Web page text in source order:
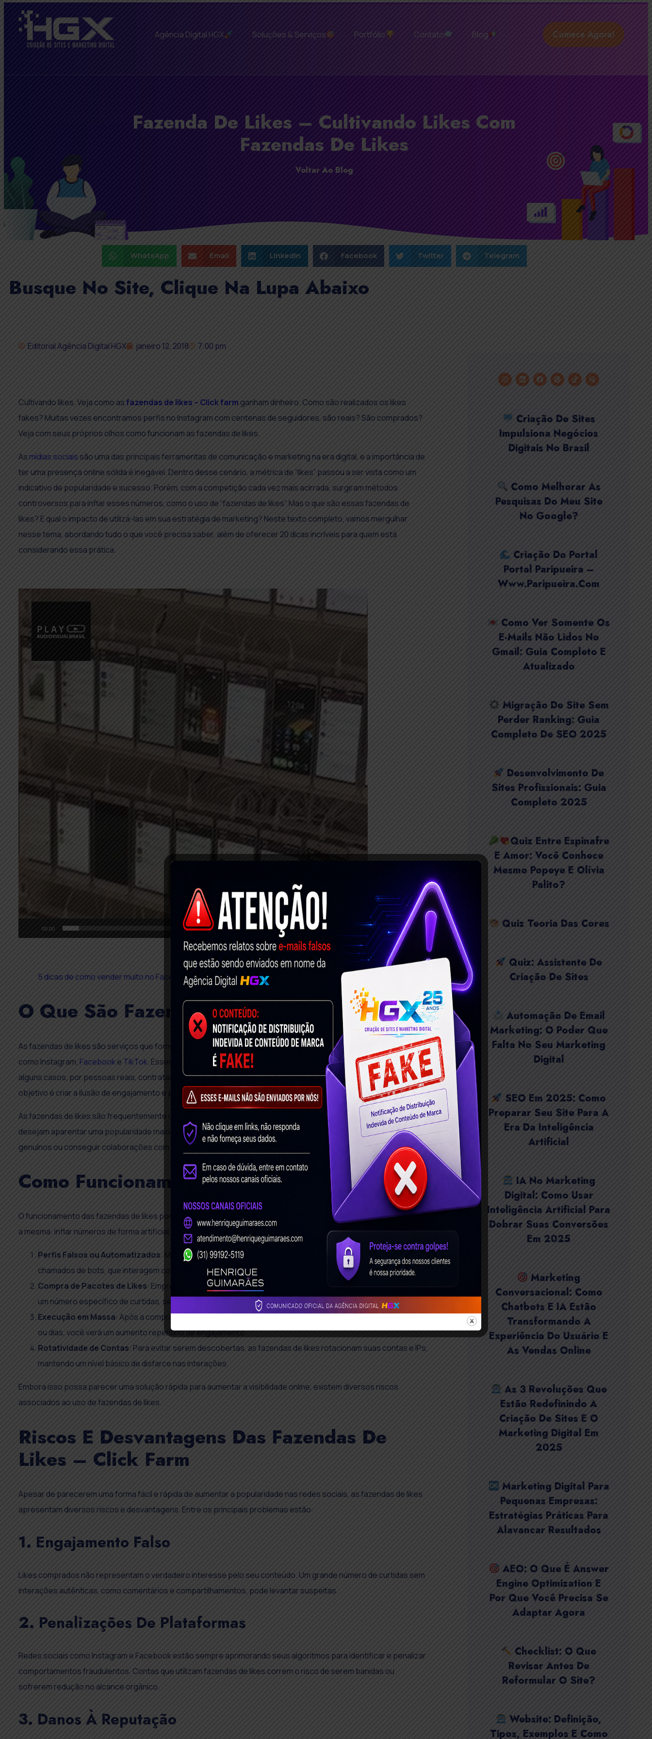
Agência Digital HGX Soluções & Serviços Portfólio Contato Blog Comece Agora!
Fazenda De Likes – Cultivando Likes Com
Fazendas De Likes
Voltar Ao Blog
WhatsApp Email LinkedIn Facebook Twitter Telegram
Busque No Site, Clique Na Lupa Abaixo
Editorial Agência Digital HGX janeiro 12, 2018 7:00 pm
Cultivando likes. Veja como asfazendas de likes – Click farm ganham dinheiro. Como são realizados os likes
fakes? Muitas vezes encontramos perfis no Instagram com centenas de seguidores, são reais? São comprados?
Veja com seus próprios olhos como funcionam as fazendas de likes.
As mídias sociais são uma das principais ferramentas de comunicação e marketing na era digital, e a importância de
ter uma presença online sólida é inegável. Dentro desse cenário, a métrica de “likes” passou a ser vista como um
indicativo de popularidade e sucesso. Porém, com a competição cada vez mais acirrada, surgiram métodos
controversos para inflar esses números, como o uso de “fazendas de likes”. Mas o que são essas fazendas de
likes? E qual o impacto de utilizá-las em sua estratégia de marketing? Neste texto completo, vamos mergulhar
nesse tema, abordando tudo o que você precisa saber, além de oferecer 20 dicas incríveis para quem está
considerando essa prática.
de
vídeo
00:00 01:13
5 dicas de como vender muito no Facebook
O Que São Fazendas De Likes – Click Farm?
As fazendas de likes são serviços que fornecem curtidas, seguidores e até comentários falsos em redes sociais,
como Instagram, Facebooke TikTok. Esses serviços geralmente são realizados por contas automatizadas ou, em
alguns casos, por pessoas reais, contratadas para realizar essa interação de maneira massiva e repetitiva. O
objetivo é criar a ilusão de engajamento e popularidade de forma rápida e artificial.
As fazendas de likes são frequentemente utilizadas por marcas, influenciadores e até por usuários comuns que
desejam aparentar uma popularidade maior do que realmente têm, com a esperança de atrair mais seguidores
genuínos ou conseguir colaborações com marcas.
Como Funcionam As Fazendas De Likes?
O funcionamento das fazendas de likes pode variar dependendo do provedor, mas a essência do serviço é sempre
a mesma: inflar números de forma artificial. Veja como elas operam:
Perfis Falsos ou Automatizados: Muitas fazendas de likes criam perfis falsos ou automatizados, também
chamados de bots, que interagem com suas postagens.
Compra de Pacotes de Likes: Empresas que fornecem fazendas de likes costumam vender pacotes com
um número específico de curtidas, seguidores ou visualizações.
Execução em Massa: Após a compra do pacote, o processo é executado em massa. Em questão de horas
ou dias, você verá um aumento repentino de engajamento.
Rotatividade de Contas: Para evitar serem descobertas, as fazendas de likes rotacionam suas contas e IPs,
mantendo um nível básico de disfarce nas interações.
Embora isso possa parecer uma solução rápida para aumentar a visibilidade online, existem diversos riscos
associados ao uso de fazendas de likes.
Riscos E Desvantagens Das Fazendas De
Likes – Click Farm
Apesar de parecerem uma forma fácil e rápida de aumentar a popularidade nas redes sociais, as fazendas de likes
apresentam diversos riscos e desvantagens. Entre os principais problemas estão:
1. Engajamento Falso
Likes comprados não representam o verdadeiro interesse pelo seu conteúdo. Um grande número de curtidas sem
interações autênticas, como comentários e compartilhamentos, pode levantar suspeitas.
2. Penalizações De Plataformas
Redes sociais como Instagram e Facebook estão sempre aprimorando seus algoritmos para identificar e penalizar
comportamentos fraudulentos. Contas que utilizam fazendas de likes correm o risco de serem banidas ou
sofrerem redução no alcance orgânico.
3. Danos À Reputação
Criação De Sites
Impulsiona Negócios
Digitais No Brasil
Como Melhorar As
Pesquisas Do Meu Site
No Google?
Criação Do Portal
Portal Paripueira –
Www.paripueira.com
Como Ver Somente Os
E-Mails Não Lidos No
Gmail: Guia Completo E
Atualizado
Migração De Site Sem
Perder Ranking: Guia
Completo De SEO 2025
Desenvolvimento De
Sites Profissionais: Guia
Completo 2025
Quiz Entre Espinafre
E Amor: Você Conhece
Mesmo Popeye E Olívia
Palito?
Quiz Teoria Das Cores
Quiz: Assistente De
Criação De Sites
Automação De Email
Marketing: O Poder Que
Falta No Seu Marketing
Digital
SEO Em 2025: Como
Preparar Seu Site Para A
Era Da Inteligência
Artificial
IA No Marketing
Digital: Como Usar
Inteligência Artificial Para
Dobrar Suas Conversões
Em 2025
Marketing
Conversacional: Como
Chatbots E IA Estão
Transformando A
Experiência Do Usuário E
As Vendas Online
As 3 Revoluções Que
Estão Redefinindo A
Criação De Sites E O
Marketing Digital Em
2025
Marketing Digital Para
Pequenas Empresas:
Estratégias Práticas Para
Alavancar Resultados
AEO: O Que É Answer
Engine Optimization E
Por Que Você Precisa Se
Adaptar Agora
Checklist: O Que
Revisar Antes De
Reformular O Site?
Website: Definição,
Tipos, Exemplos E Como